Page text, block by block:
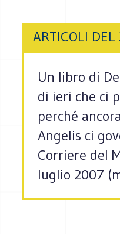
ARTICOLI
Un libro di
di ieri che ci
perché
Angelis ci
Corriere del
luglio 2007